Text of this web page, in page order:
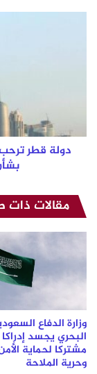
دولة
بشأن
سياسات
دولة قطر ترحب
مقالات ذات
وزارة الدفاع
البحري يجسد إدراكا
مشتركا لحماية
وحرية الملاحة